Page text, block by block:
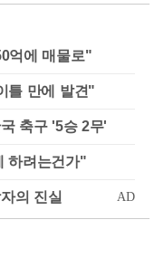
억에 매물로"
틀 만에 발견"
축구 '5승 2무'
하려는건가"